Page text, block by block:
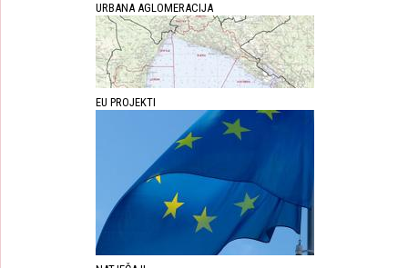
URBANA AGLOMERACIJA
EU PROJEKTI